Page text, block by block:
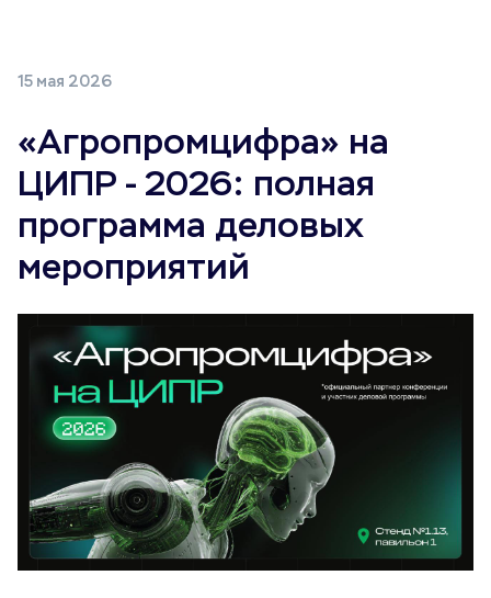
15 мая 2026
«Агропромцифра» на
ЦИПР - 2026: полная
программа деловых
мероприятий